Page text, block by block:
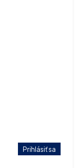
Prihlásiť sa